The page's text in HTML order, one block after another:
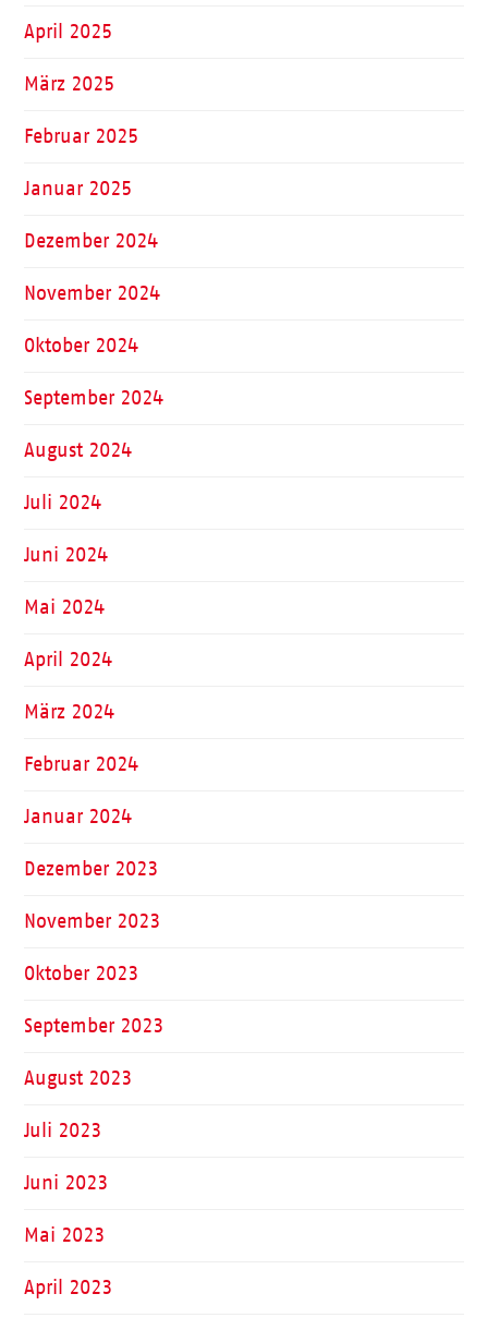
April 2025
März 2025
Februar 2025
Januar 2025
Dezember 2024
November 2024
Oktober 2024
September 2024
August 2024
Juli 2024
Juni 2024
Mai 2024
April 2024
März 2024
Februar 2024
Januar 2024
Dezember 2023
November 2023
Oktober 2023
September 2023
August 2023
Juli 2023
Juni 2023
Mai 2023
April 2023